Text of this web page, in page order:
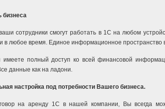
бизнеса
сотрудники смогут работать в 1С на любом
в любое время. Единое информационное
полный доступ ко всей финансовой
данные как на ладони.
настройка под потребности Вашего бизнеса.
на аренду 1С в нашей компании, Вы всегда